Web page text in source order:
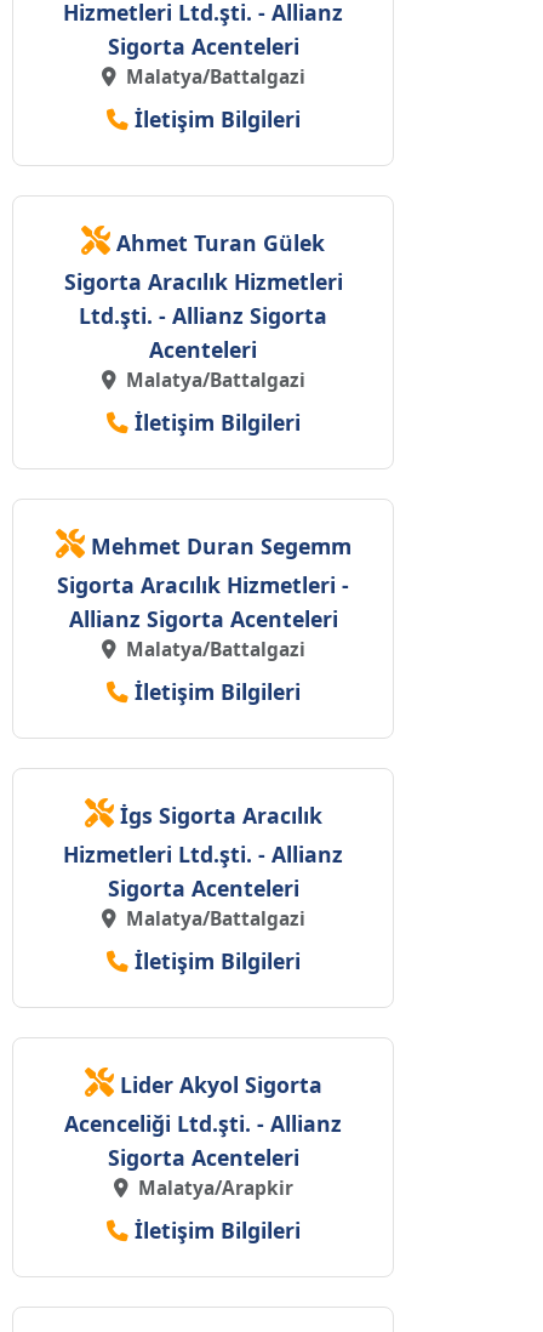
Hizmetleri Ltd.şti. - Allianz
Sigorta Acenteleri
Malatya/Battalgazi
İletişim Bilgileri
Ahmet Turan Gülek
Sigorta Aracılık Hizmetleri
Ltd.şti. - Allianz Sigorta
Acenteleri
Malatya/Battalgazi
İletişim Bilgileri
Mehmet Duran Segemm
Sigorta Aracılık Hizmetleri -
Allianz Sigorta Acenteleri
Malatya/Battalgazi
İletişim Bilgileri
İgs Sigorta Aracılık
Hizmetleri Ltd.şti. - Allianz
Sigorta Acenteleri
Malatya/Battalgazi
İletişim Bilgileri
Lider Akyol Sigorta
Acenceliği Ltd.şti. - Allianz
Sigorta Acenteleri
Malatya/Arapkir
İletişim Bilgileri